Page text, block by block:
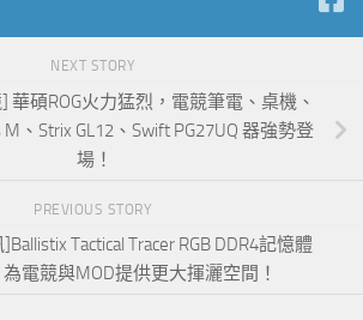
NEXT STORY
華碩ROG火力猛烈，電競筆電、桌機、
、Strix GL12、Swift PG27UQ 器強勢登
場！
PREVIOUS STORY
Tactical Tracer RGB DDR4記憶體
電競與MOD提供更大揮灑空間！